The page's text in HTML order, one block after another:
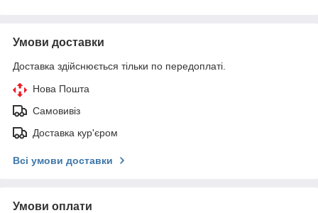
Умови доставки
Доставка здійснюється тільки по передоплаті.
Нова Пошта
Самовивіз
Доставка кур'єром
Всі умови доставки
Умови оплати